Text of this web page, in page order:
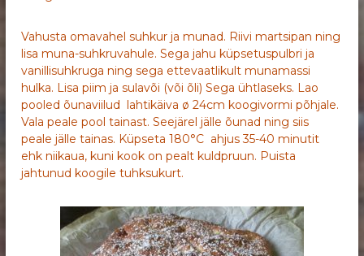
Vahusta omavahel suhkur ja munad. Riivi martsipan ning
lisa muna-suhkruvahule. Sega jahu küpsetuspulbri ja
vanillisuhkruga ning sega ettevaatlikult munamassi
hulka. Lisa piim ja sulavõi (või õli) Sega ühtlaseks. Lao
pooled õunaviilud lahtikäiva ø 24cm koogivormi põhjale.
Vala peale pool tainast. Seejärel jälle õunad ning siis
peale jälle tainas. Küpseta 180°C ahjus 35-40 minutit
ehk niikaua, kuni kook on pealt kuldpruun. Puista
jahtunud koogile tuhksukurt.